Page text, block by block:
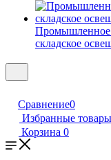
складское
Сравнение0
Избранные товары
Корзина 0